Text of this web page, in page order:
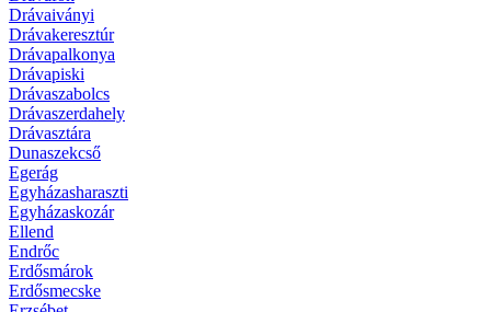
Drávaiványi
Drávakeresztúr
Drávapalkonya
Drávapiski
Drávaszabolcs
Drávaszerdahely
Drávasztára
Dunaszekcső
Egerág
Egyházasharaszti
Egyházaskozár
Ellend
Endrőc
Erdősmárok
Erdősmecske